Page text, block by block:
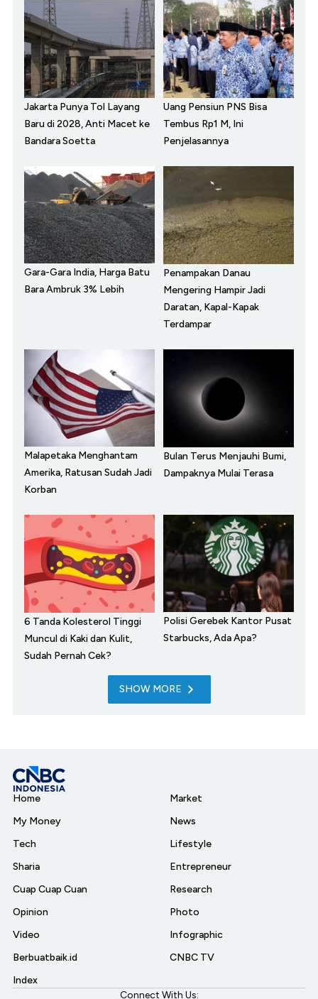
Jakarta Punya Tol Layang
Baru di 2028, Anti Macet ke
Bandara Soetta
Uang Pensiun PNS Bisa
Tembus Rp1 M, Ini
Penjelasannya
Gara-Gara India, Harga Batu
Bara Ambruk 3% Lebih
Penampakan Danau
Mengering Hampir Jadi
Daratan, Kapal-Kapak
Terdampar
Malapetaka Menghantam
Amerika, Ratusan Sudah Jadi
Korban
Bulan Terus Menjauhi Bumi,
Dampaknya Mulai Terasa
6 Tanda Kolesterol Tinggi
Muncul di Kaki dan Kulit,
Sudah Pernah Cek?
Polisi Gerebek Kantor Pusat
Starbucks, Ada Apa?
SHOW MORE
Home
My Money
Tech
Sharia
Cuap Cuap Cuan
Opinion
Video
Berbuatbaik.id
Index
Market
News
Lifestyle
Entrepreneur
Research
Photo
Infographic
CNBC TV
Connect With Us: